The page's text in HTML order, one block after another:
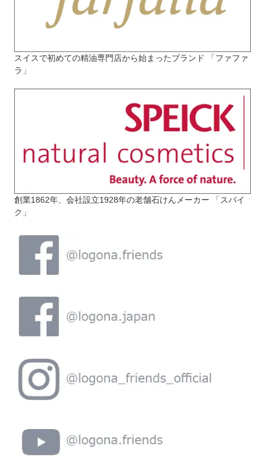
スイスで初めての精油専門店から始まったブランド 「ファファ
ラ」
創業1862年、会社設立1928年の老舗石けんメーカー 「スパイ
ク」